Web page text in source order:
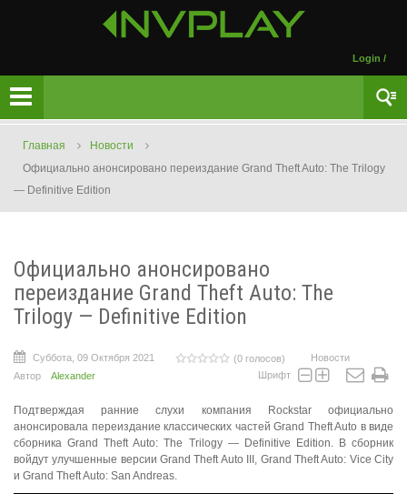
Login /
Главная
Новости
Официально анонсировано переиздание Grand Theft Auto: The Trilogy
— Definitive Edition
Официально анонсировано
переиздание Grand Theft Auto: The
Trilogy — Definitive Edition
Суббота, 09 Октября 2021 (0 голосов)
Новости
Автор
Alexander Шрифт
Подтверждая ранние слухи компания Rockstar официально
анонсировала переиздание классических частей Grand Theft Auto в виде
сборника Grand Theft Auto: The Trilogy — Definitive Edition. В сборник
войдут улучшенные версии Grand Theft Auto III, Grand Theft Auto: Vice City
и Grand Theft Auto: San Andreas.